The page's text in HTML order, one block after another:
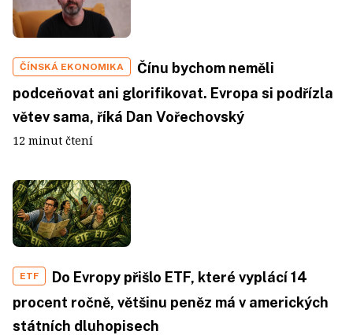
ČÍNSKÁ EKONOMIKA
Čínu bychom neměli
podceňovat ani glorifikovat. Evropa si podřízla
větev sama, říká Dan Vořechovský
12 minut čtení
ETF
Do Evropy přišlo ETF, které vyplácí 14
procent ročně, většinu peněz má v amerických
státních dluhopisech